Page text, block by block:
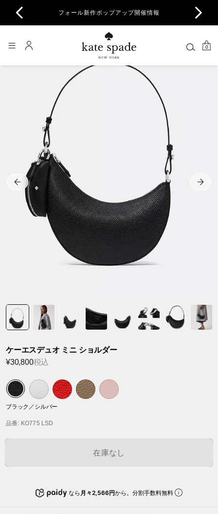
フォール新作ポップアップ開催情報
0
ケーエスデュオ ミニ ショルダー
¥30,800税込
ブラック／シルバー
品番: KO775 LSD
在庫なし
なら 月々2,566円から。分割手数料無料